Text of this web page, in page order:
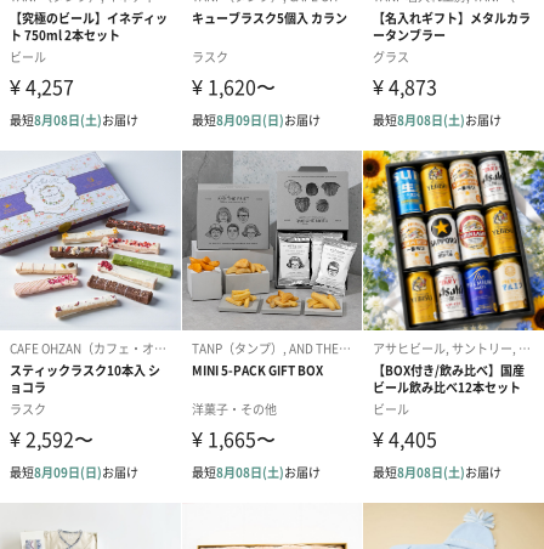
乾きやすい素材なので、毎日清潔に安心してお使いいただけま
す。
織物の産地である愛知県蒲郡市で生産
「angerolux（アンジェロラックス）」の6重ガーゼは、織物の産
地として有名な愛知県の東部、蒲郡市で生産しています。
蒲郡市は、江戸時代に三河国の一部として綿花栽培で栄え、明治
時代以降、西洋の技術を融合し「三河木綿」「三河縞」というブ
ランドを作り上げました。
伝統技術を継承しながら、「三河木綿」の製織技術を用いていま
す。
熟練の職人によって今日まで紡いだ「三河木綿」を使った6重ガー
ゼは、これまでの6重ガーゼを超えるふんわりやわらかで、とても
気持ちの良い肌触りです！
また、お子さまの肌に触れるものだからこそ、安心と信頼の日本